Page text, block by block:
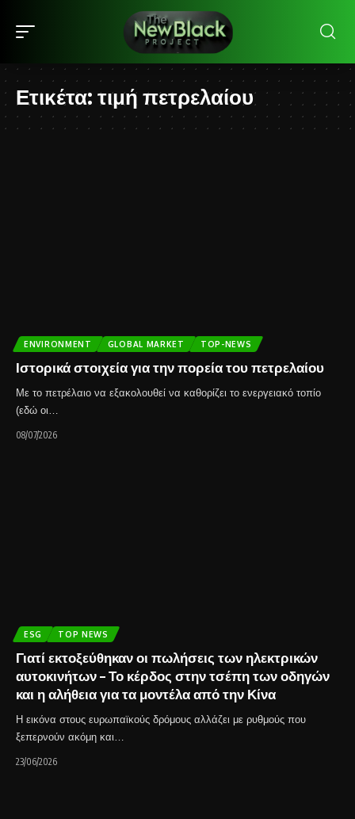
Ετικέτα: τιμή πετρελαίου
ENVIRONMENT GLOBAL MARKET TOP-NEWS
Ιστορικά στοιχεία για την πορεία του πετρελαίου
Με το πετρέλαιο να εξακολουθεί να καθορίζει το ενεργειακό τοπίο
(εδώ οι…
08/07/2026
ESG TOP NEWS
Γιατί εκτοξεύθηκαν οι πωλήσεις των ηλεκτρικών
αυτοκινήτων – Το κέρδος στην τσέπη των οδηγών
και η αλήθεια για τα μοντέλα από την Κίνα
Η εικόνα στους ευρωπαϊκούς δρόμους αλλάζει με ρυθμούς που
ξεπερνούν ακόμη και…
23/06/2026